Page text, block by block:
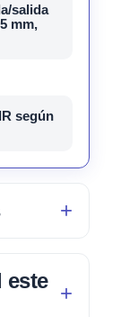
salida
mm,
según
este